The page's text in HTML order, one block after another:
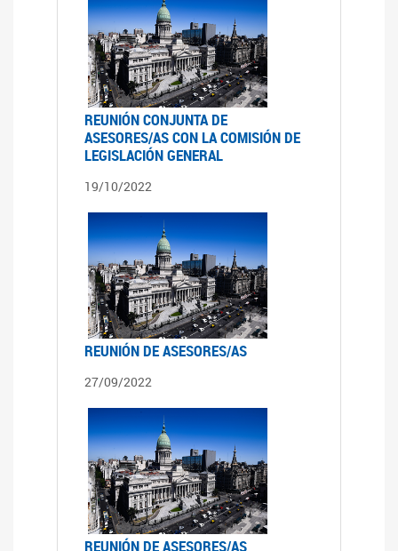
REUNIÓN CONJUNTA DE
ASESORES/AS CON LA COMISIÓN DE
LEGISLACIÓN GENERAL
19/10/2022
REUNIÓN DE ASESORES/AS
27/09/2022
REUNIÓN DE ASESORES/AS